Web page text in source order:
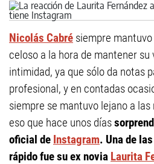
Nicolás Cabré siempre
celoso a la hora de mantener su
intimidad, ya que sólo da notas
profesional, y en contadas
siempre se mantuvo lejano a
eso que hace unos días
oficial de Instagram. Una de
rápido fue su ex novia Laurita